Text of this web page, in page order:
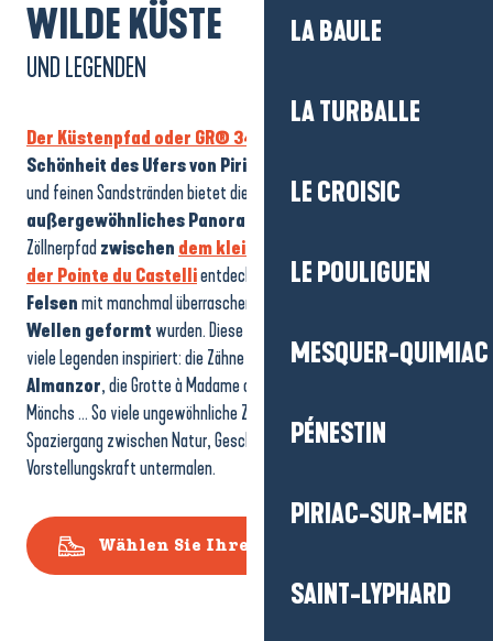
WILDE KÜSTE
UND LEGENDEN
Der Küstenpfad oder GR® 34
Schönheit des Ufers von Piriacais
und feinen Sandstränden bietet die Wanderung ein
außergewöhnliches Panorama
Zöllnerpfad zwischen dem kleinen Hafen von Lérat
der Pointe du Castellientdecken die Wanderer eineReihe von
Felsenmit manchmal überraschenden Formen, die
Wellen geformt wurden. Diese natürlichen Kuriositäten haben
viele Legenden inspiriert: die Zähne von Madame,das Grab von
Almanzor, die Grotte à Madame oder das Loch des verrückten
Mönchs … So viele ungewöhnliche Zwischenstopps, die diesen
Spaziergang zwischen Natur, Geschichte und bretonischer
Vorstellungskraft untermalen.
Wählen Sie Ihren Spaziergang